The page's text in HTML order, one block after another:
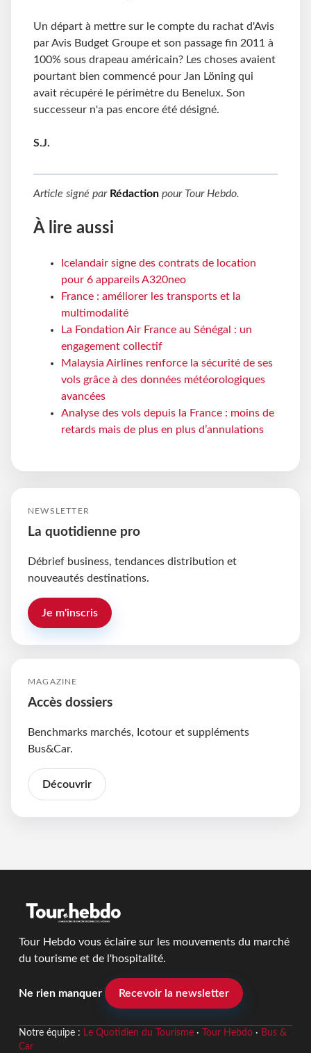
Un départ à mettre sur le compte du rachat d'Avis
par Avis Budget Groupe et son passage fin 2011 à
100% sous drapeau américain? Les choses avaient
pourtant bien commencé pour Jan Löning qui
avait récupéré le périmètre du Benelux. Son
successeur n'a pas encore été désigné.
S.J.
Article signé par Rédaction pour Tour Hebdo.
À lire aussi
Icelandair signe des contrats de location
pour 6 appareils A320neo
France : améliorer les transports et la
multimodalité
La Fondation Air France au Sénégal : un
engagement collectif
Malaysia Airlines renforce la sécurité de ses
vols grâce à des données météorologiques
avancées
Analyse des vols depuis la France : moins de
retards mais de plus en plus d’annulations
NEWSLETTER
La quotidienne pro
Débrief business, tendances distribution et
nouveautés destinations.
Je m'inscris
MAGAZINE
Accès dossiers
Benchmarks marchés, Icotour et suppléments
Bus&Car.
Découvrir
Tour Hebdo vous éclaire sur les mouvements du marché
du tourisme et de l'hospitalité.
Ne rien manquer Recevoir la newsletter
Notre équipe : Le Quotidien du Tourisme· Tour Hebdo· Bus &
Car